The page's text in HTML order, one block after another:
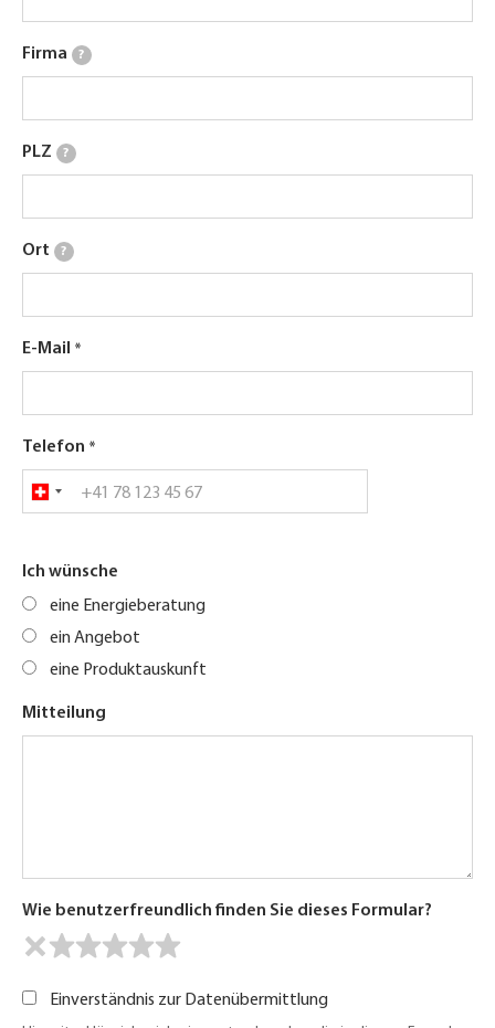
Firma ?
PLZ ?
Ort ?
E-Mail
Telefon
Ich wünsche
eine Energieberatung
ein Angebot
eine Produktauskunft
Mitteilung
Wie benutzerfreundlich finden Sie dieses Formular?
Einverständnis zur Datenübermittlung